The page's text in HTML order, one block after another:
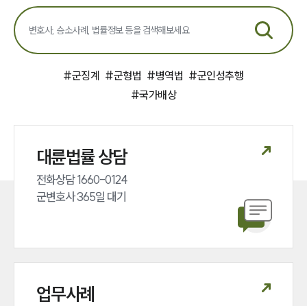
#군징계 #군형법 #병역법 #군인성추행
#국가배상
대륜법률 상담
전화상담 1660-0124
군변호사 365일 대기
업무사례